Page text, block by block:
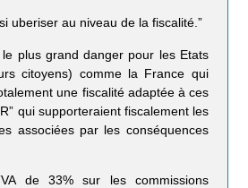
uberiser au niveau de la fiscalité.”
plus grand danger pour les Etats
citoyens) comme la France qui
une fiscalité adaptée à ces
qui supporteraient fiscalement les
associées par les conséquences
de 33% sur les commissions